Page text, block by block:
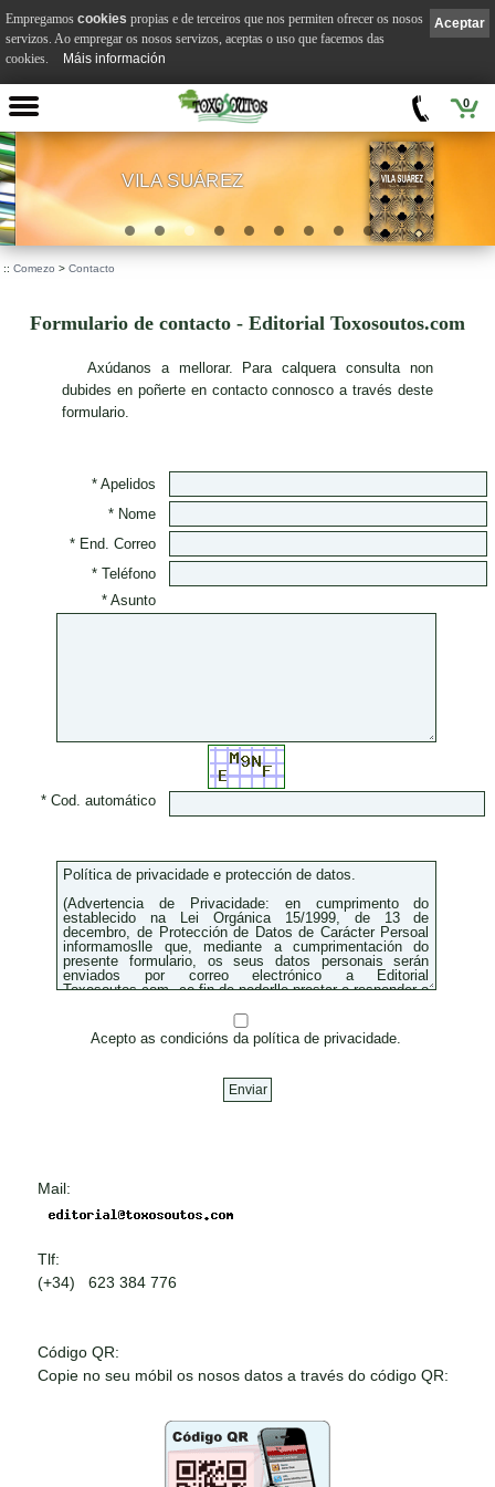
0
VILA SUÁREZ
:: Comezo > Contacto
Formulario de contacto - Editorial Toxosoutos.com
Axúdanos a mellorar. Para calquera consulta non
dubides en poñerte en contacto connosco a través deste
formulario.
* Apelidos
* Nome
* End. Correo
* Teléfono
* Asunto
* Cod. automático
Acepto as condicións da política de privacidade.
Mail:
Tlf:
(+34) 623 384 776
Código QR:
Copie no seu móbil os nosos datos a través do código QR:
Aceptar
Empregamos cookies propias e de terceiros que nos permiten ofrecer os nosos
servizos. Ao empregar os nosos servizos, aceptas o uso que facemos das
cookies.
Máis información